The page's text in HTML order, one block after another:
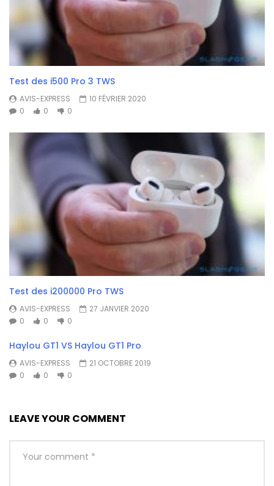
Test des i500 Pro 3 TWS
AVIS-EXPRESS
10 FÉVRIER 2020
0
0 0
Test des i200000 Pro TWS
AVIS-EXPRESS
27 JANVIER 2020
0
0 0
Haylou GT1 VS Haylou GT1 Pro
AVIS-EXPRESS
21 OCTOBRE 2019
0
0 0
LEAVE YOUR COMMENT